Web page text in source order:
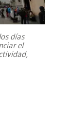
días
el